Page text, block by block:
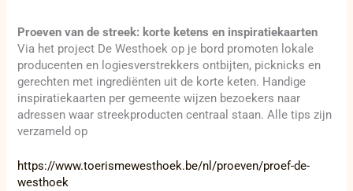
Proeven van de streek: korte ketens en inspiratiekaarten
Via het project De Westhoek op je bord promoten lokale
producenten en logiesverstrekkers ontbijten, picknicks en
gerechten met ingrediënten uit de korte keten. Handige
inspiratiekaarten per gemeente wijzen bezoekers naar
adressen waar streekproducten centraal staan. Alle tips zijn
verzameld op
https://www.toerismewesthoek.be/nl/proeven/proef-de-
westhoek